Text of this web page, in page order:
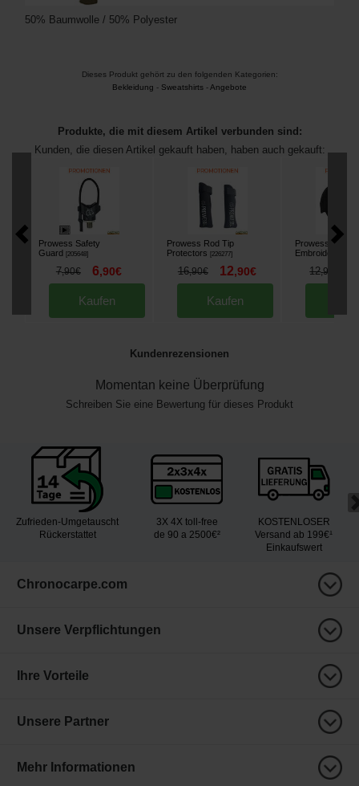
50% Baumwolle / 50% Polyester
Dieses Produkt gehört zu den folgenden Kategorien:
Bekleidung - Sweatshirts -Angebote
Produkte, die mit diesem Artikel verbunden sind:
Kunden, die diesen Artikel gekauft haben, haben auch gekauft:
Prowess Safety
Guard
205648]
7,90€ 6,90€
Kaufen
Prowess Rod Tip
Protectors
226277]
16,90€ 12,90€
Kaufen
Prowess Black
Embroidered
12,90
Kundenrezensionen
Momentan keine Überprüfung
Schreiben Sie eine Bewertung für dieses Produkt
Zufrieden-Umgetauscht
Rückerstattet
3X 4X toll-free
de 90 a 2500€²
KOSTENLOSER
Versand ab 199€¹
Einkaufswert
Chronocarpe.com
Unsere Verpflichtungen
Ihre Vorteile
Unsere Partner
Mehr Informationen